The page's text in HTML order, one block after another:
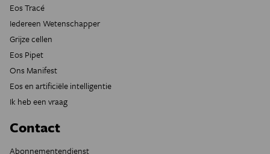
Eos Tracé
Iedereen Wetenschapper
Grijze cellen
Eos Pipet
Ons Manifest
Eos en artificiële intelligentie
Ik heb een vraag
Contact
Abonnementendienst